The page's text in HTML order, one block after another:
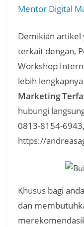
Mentor Digital
Demikian artikel
terkait dengan,
Workshop
lebih
Marketing
hubungi
0813-8154-
https://
Khusus bagi
dan